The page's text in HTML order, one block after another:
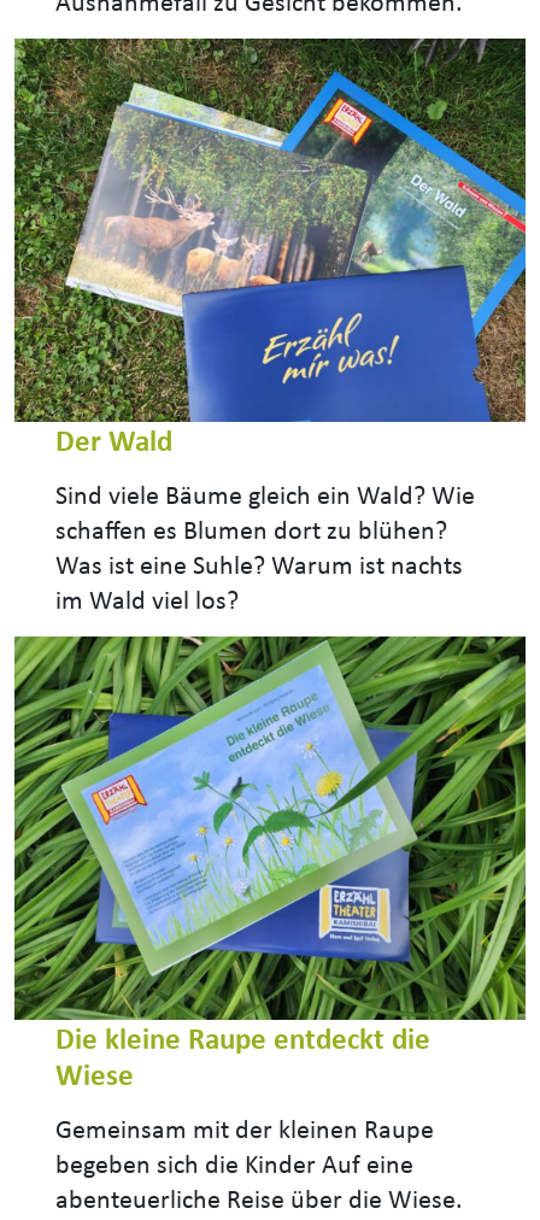
Der Wald
Sind viele Bäume gleich ein Wald? Wie
schaffen es Blumen dort zu blühen?
Was ist eine Suhle? Warum ist nachts
im Wald viel los?
Die kleine Raupe entdeckt die
Wiese
Gemeinsam mit der kleinen Raupe
begeben sich die Kinder Auf eine
abenteuerliche Reise über die Wiese.